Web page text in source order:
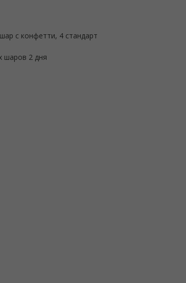
с конфетти, 4 стандарт
шаров 2 дня